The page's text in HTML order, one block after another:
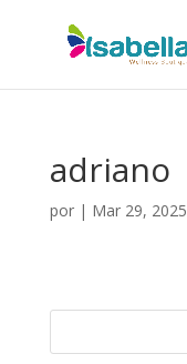
adriano
por | Mar 29, 2025